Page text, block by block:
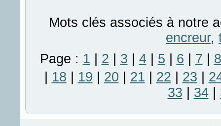
Mots clés associés à notre
encreur,
Page : 1 2 3 4| 5 6 7
8
18 19 20 21 22 23
33
34|